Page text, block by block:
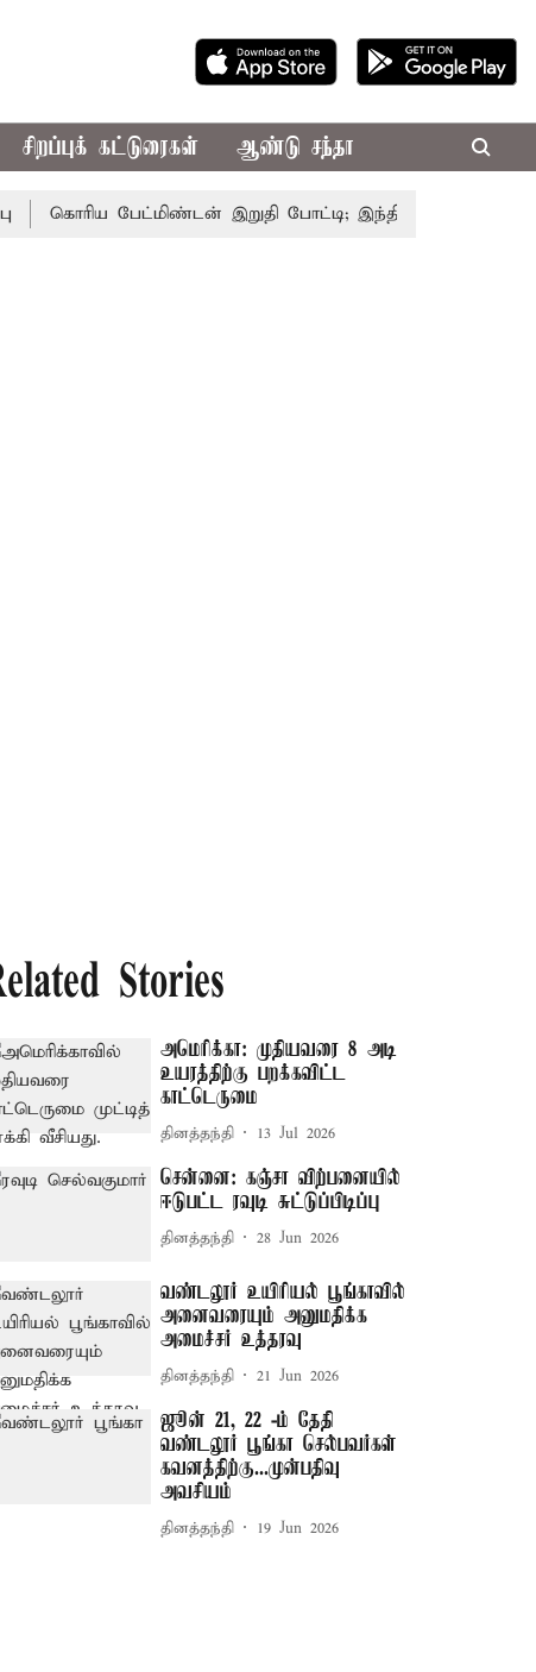
சிறப்புக் கட்டுரைகள் ஆண்டு சந்தா
கொரிய பேட்மிண்டன் இறுதி போட்டி; இந்திய வீராங்கனை
Stories
அமெரிக்கா: முதியவரை 8 அடி
உயரத்திற்கு பறக்கவிட்ட
காட்டெருமை
தினத்தந்தி 13 Jul 2026
சென்னை: கஞ்சா விற்பனையில்
ஈடுபட்ட ரவுடி சுட்டுப்பிடிப்பு
தினத்தந்தி 28 Jun 2026
வண்டலூர் உயிரியல் பூங்காவில்
அனைவரையும் அனுமதிக்க
அமைச்சர் உத்தரவு
தினத்தந்தி 21 Jun 2026
ஜூன் 21, 22 -ம் தேதி
வண்டலூர் பூங்கா செல்பவர்கள்
கவனத்திற்கு...முன்பதிவு
அவசியம்
தினத்தந்தி 19 Jun 2026